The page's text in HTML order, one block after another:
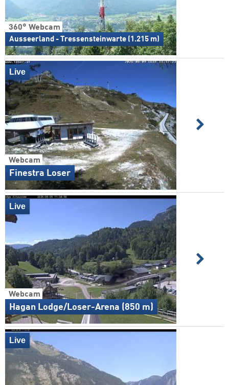
360° Webcam
Ausseerland - Tressensteinwarte (1.215 m)
Webcam
Finestra Loser
Live
Webcam
Hagan Lodge/Loser-Arena (850 m)
Live
Live